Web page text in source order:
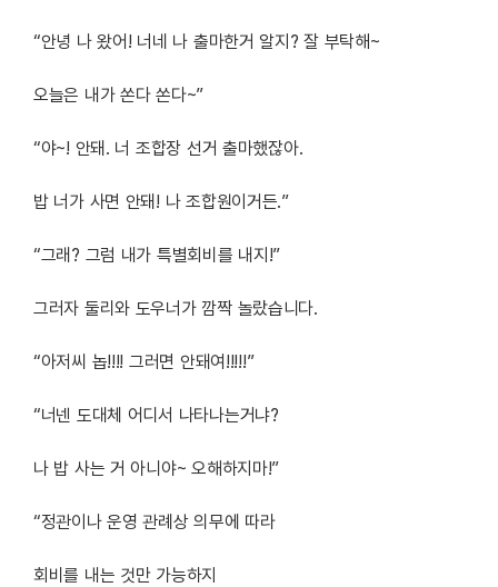
“안녕 나 왔어! 너네 나 출마한거 알지? 잘 부탁해~
오늘은 내가 쏜다 쏜다~”
“야~! 안돼. 너 조합장 선거 출마했잖아.
밥 너가 사면 안돼! 나 조합원이거든.”
“그래? 그럼 내가 특별회비를 내지!”
그러자 둘리와 도우너가 깜짝 놀랐습니다.
“아저씨 놉!!!! 그러면 안돼여!!!!!”
“너넨 도대체 어디서 나타나는거냐?
나 밥 사는 거 아니야~ 오해하지마!”
“정관이나 운영 관례상 의무에 따라
회비를 내는 것만 가능하지